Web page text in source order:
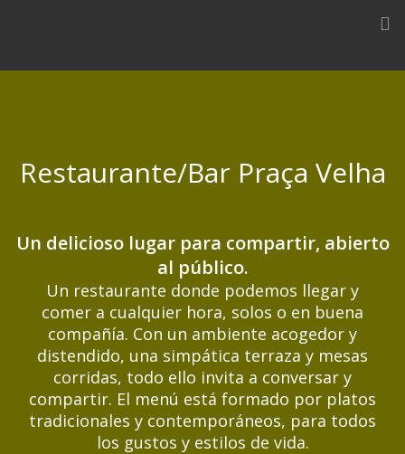
Restaurante/Bar Praça Velha
Un delicioso lugar para compartir, abierto
al público.
Un restaurante donde podemos llegar y
comer a cualquier hora, solos o en buena
compañía. Con un ambiente acogedor y
distendido, una simpática terraza y mesas
corridas, todo ello invita a conversar y
compartir. El menú está formado por platos
tradicionales y contemporáneos, para todos
los gustos y estilos de vida.